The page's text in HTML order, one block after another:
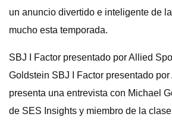
un anuncio divertido e inteligente de
mucho esta temporada.
SBJ I Factor presentado por Allied
Goldstein SBJ I Factor presentado
presenta una entrevista con Michael
de SES Insights y miembro de la